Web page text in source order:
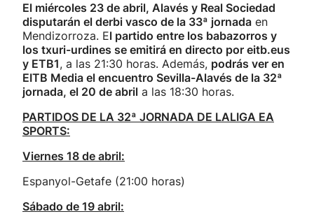
El miércoles 23 de abril, Alavés y Real Sociedad
disputarán el derbi vasco de la 33ª jornada en
Mendizorroza. El partido entre los babazorros y
los txuri-urdines se emitirá en directo por eitb.eus
y ETB1, a las 21:30 horas. Además, podrás ver en
EITB Media el encuentro Sevilla-Alavés de la 32ª
jornada, el 20 de abril a las 18:30 horas.
PARTIDOS DE LA 32ª JORNADA DE LALIGA EA
SPORTS:
Viernes 18 de abril:
Espanyol-Getafe (21:00 horas)
Sábado de 19 abril: